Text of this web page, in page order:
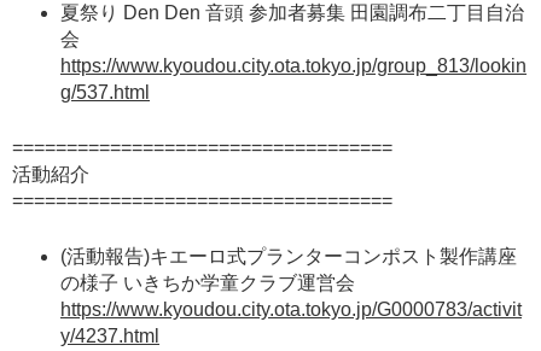
夏祭り Den Den 音頭 参加者募集 田園調布二丁目自治
会
https://www.kyoudou.city.ota.tokyo.jp/group_813/lookin
g/537.html
===================================
活動紹介
===================================
(活動報告)キエーロ式プランターコンポスト製作講座
の様子 いきちか学童クラブ運営会
https://www.kyoudou.city.ota.tokyo.jp/G0000783/activit
y/4237.html